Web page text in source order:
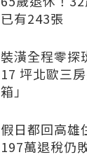
已有243張
裝潢全程零探
17 坪北歐三
箱」
假日都回高雄
197萬退稅仍